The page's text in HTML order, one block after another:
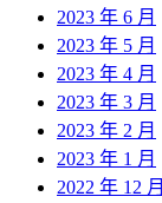
2023 年 6 月
2023 年 5 月
2023 年 4 月
2023 年 3 月
2023 年 2 月
2023 年 1 月
2022 年 12 月